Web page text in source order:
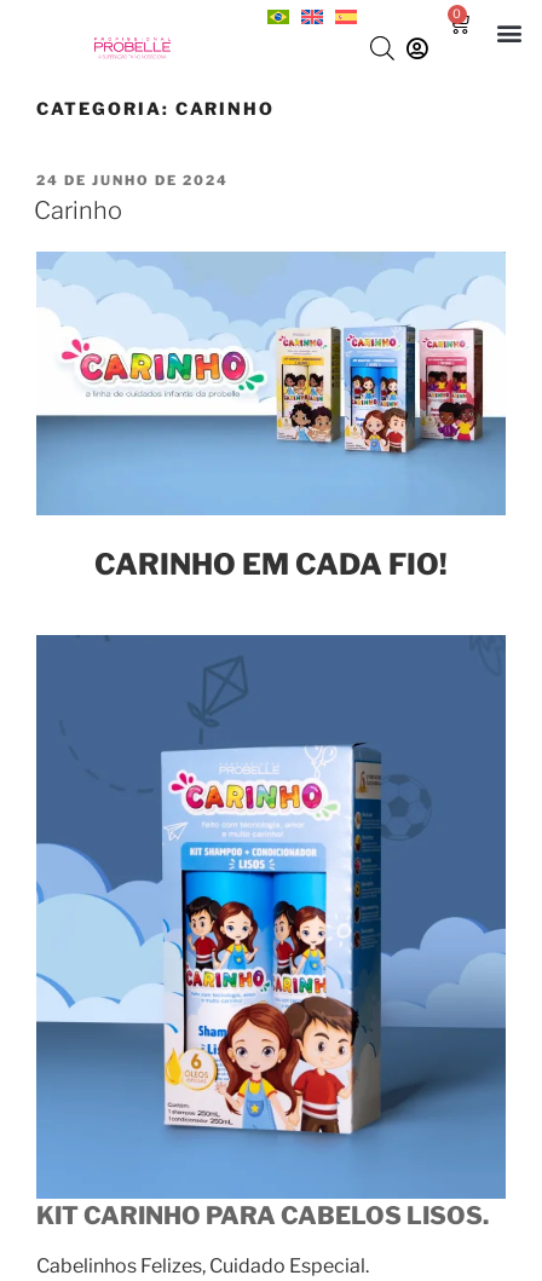
0
CATEGORIA: CARINHO
24 DE JUNHO DE 2024
Carinho
CARINHO EM CADA FIO!
KIT CARINHO PARA CABELOS LISOS.
Cabelinhos Felizes, Cuidado Especial.